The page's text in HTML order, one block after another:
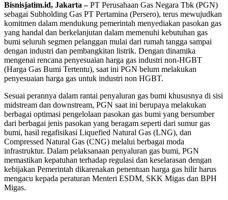
Bisnisjatim.id, Jakarta –PT Perusahaan Gas Negara Tbk (PGN)
sebagai Subholding Gas PT Pertamina (Persero), terus mewujudkan
komitmen dalam mendukung pemerintah menyediakan pasokan gas
yang handal dan berkelanjutan dalam memenuhi kebutuhan gas
bumi seluruh segmen pelanggan mulai dari rumah tangga sampai
dengan industri dan pembangkitan listrik. Dengan dinamika
mengenai rencana penyesuaian harga gas industri non-HGBT
(Harga Gas Bumi Tertentu), saat ini PGN belum melakukan
penyesuaian harga gas untuk industri non HGBT.
Sesuai perannya dalam rantai penyaluran gas bumi khususnya di sisi
midstream dan downstream, PGN saat ini berupaya melakukan
berbagai optimasi pengelolaan pasokan gas bumi yang bersumber
dari berbagai jenis pasokan yang beragam seperti dari sumur gas
bumi, hasil regafisikasi Liquefied Natural Gas (LNG), dan
Compressed Natural Gas (CNG) melalui berbagai moda
infrastruktur. Dalam pelaksanaan penyaluran gas bumi, PGN
memastikan kepatuhan terhadap regulasi dan keselarasan dengan
kebijakan Pemerintah dikarenakan penentuan harga gas hilir harus
mengacu kepada peraturan Menteri ESDM, SKK Migas dan BPH
Migas.